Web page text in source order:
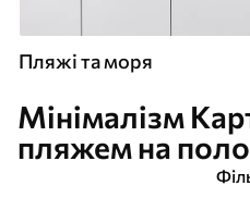
Пляжі та моря
Мінімалізм
пляжем на